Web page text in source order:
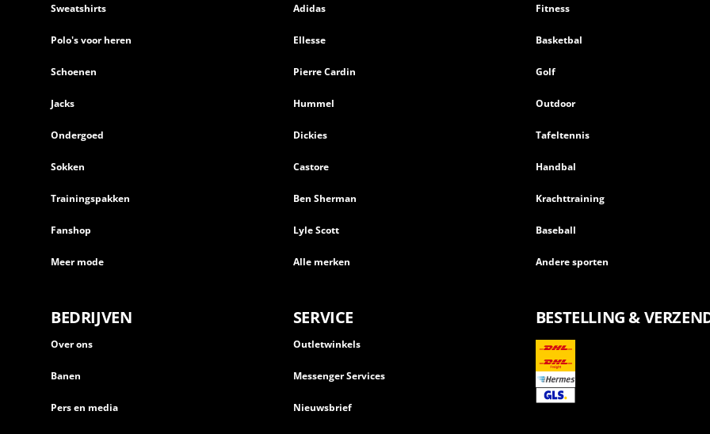
Sweatshirts
Polo's voor heren
Schoenen
Jacks
Ondergoed
Sokken
Trainingspakken
Fanshop
Meer mode
Adidas
Ellesse
Pierre Cardin
Hummel
Dickies
Castore
Ben Sherman
Lyle Scott
Alle merken
Fitness
Basketbal
Golf
Outdoor
Tafeltennis
Handbal
Krachttraining
Baseball
Andere sporten
BEDRIJVEN
Over ons
Banen
Pers en media
SERVICE
Outletwinkels
Messenger Services
Nieuwsbrief
BESTELLING &